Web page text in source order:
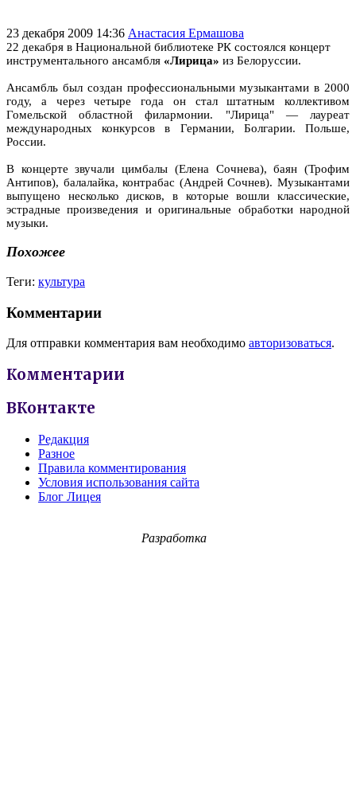
23 декабря 2009 14:36 Анастасия Ермашова
22 декабря в Национальной библиотеке РК состоялся концерт
инструментального ансамбля «Лирица» из Белоруссии.
Ансамбль был создан профессиональными музыкантами в 2000
году, а через четыре года он стал штатным коллективом
Гомельской областной филармонии. "Лирица" — лауреат
международных конкурсов в Германии, Болгарии. Польше,
России.
В концерте звучали цимбалы (Елена Сочнева), баян (Трофим
Антипов), балалайка, контрабас (Андрей Сочнев). Музыкантами
выпущено несколько дисков, в которые вошли классические,
эстрадные произведения и оригинальные обработки народной
музыки.
Похожее
Теги: культура
Комментарии
Для отправки комментария вам необходимо авторизоваться.
Комментарии
ВКонтакте
Редакция
Разное
Правила комментирования
Условия использования сайта
Блог Лицея
Разработка